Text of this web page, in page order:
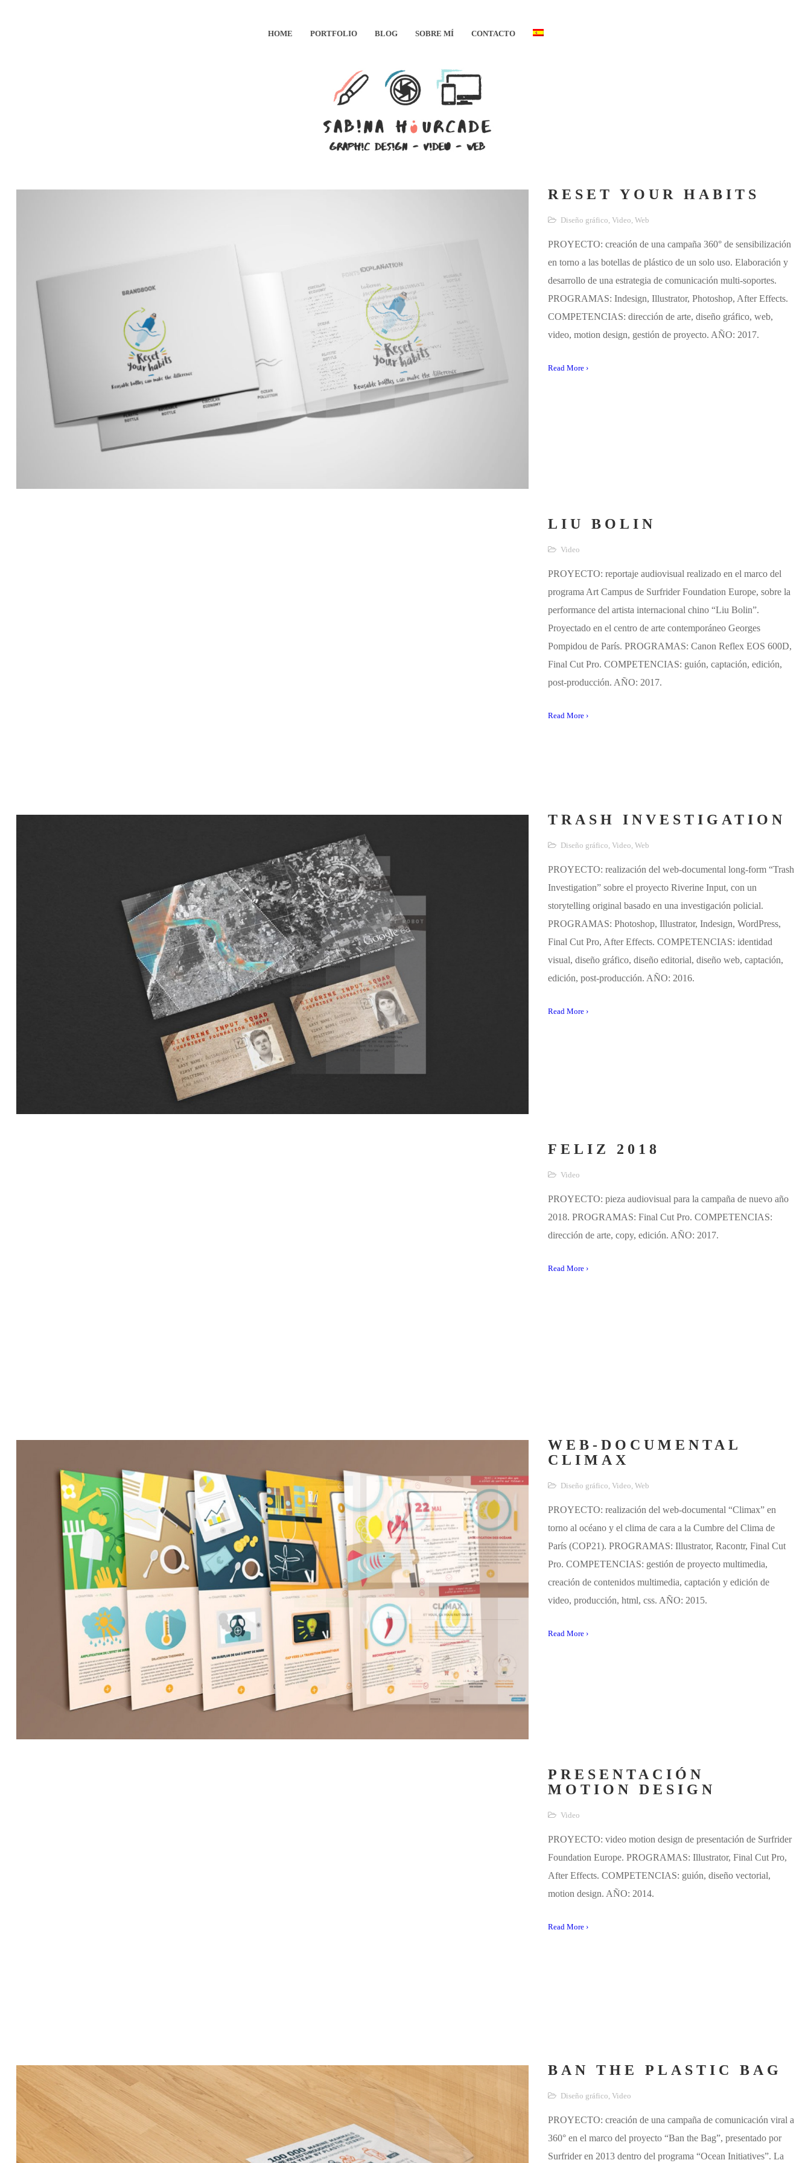
HOME PORTFOLIO BLOG SOBRE MÍ CONTACTO
RESET YOUR HABITS
Diseño gráfico,Video,Web
PROYECTO: creación de una campaña 360° de sensibilización
en torno a las botellas de plástico de un solo uso. Elaboración y
desarrollo de una estrategia de comunicación multi-soportes.
PROGRAMAS: Indesign, Illustrator, Photoshop, After Effects.
COMPETENCIAS: dirección de arte, diseño gráfico, web,
video, motion design, gestión de proyecto. AÑO: 2017.
Read More ›
LIU BOLIN
Video
PROYECTO: reportaje audiovisual realizado en el marco del
programa Art Campus de Surfrider Foundation Europe, sobre la
performance del artista internacional chino “Liu Bolin”.
Proyectado en el centro de arte contemporáneo Georges
Pompidou de París. PROGRAMAS: Canon Reflex EOS 600D,
Final Cut Pro. COMPETENCIAS: guión, captación, edición,
post-producción. AÑO: 2017.
Read More ›
TRASH INVESTIGATION
Diseño gráfico,Video,Web
PROYECTO: realización del web-documental long-form “Trash
Investigation” sobre el proyecto Riverine Input, con un
storytelling original basado en una investigación policial.
PROGRAMAS: Photoshop, Illustrator, Indesign, WordPress,
Final Cut Pro, After Effects. COMPETENCIAS: identidad
visual, diseño gráfico, diseño editorial, diseño web, captación,
edición, post-producción. AÑO: 2016.
Read More ›
FELIZ 2018
Video
PROYECTO: pieza audiovisual para la campaña de nuevo año
2018. PROGRAMAS: Final Cut Pro. COMPETENCIAS:
dirección de arte, copy, edición. AÑO: 2017.
Read More ›
WEB-DOCUMENTAL
CLIMAX
Diseño gráfico,Video,Web
PROYECTO: realización del web-documental “Climax” en
torno al océano y el clima de cara a la Cumbre del Clima de
París (COP21). PROGRAMAS: Illustrator, Racontr, Final Cut
Pro. COMPETENCIAS: gestión de proyecto multimedia,
creación de contenidos multimedia, captación y edición de
video, producción, html, css. AÑO: 2015.
Read More ›
PRESENTACIÓN
MOTION DESIGN
Video
PROYECTO: video motion design de presentación de Surfrider
Foundation Europe. PROGRAMAS: Illustrator, Final Cut Pro,
After Effects. COMPETENCIAS: guión, diseño vectorial,
motion design. AÑO: 2014.
Read More ›
BAN THE PLASTIC BAG
Diseño gráfico,Video
PROYECTO: creación de una campaña de comunicación viral a
360° en el marco del proyecto “Ban the Bag”, presentado por
Surfrider en 2013 dentro del programa “Ocean Initiatives”. La